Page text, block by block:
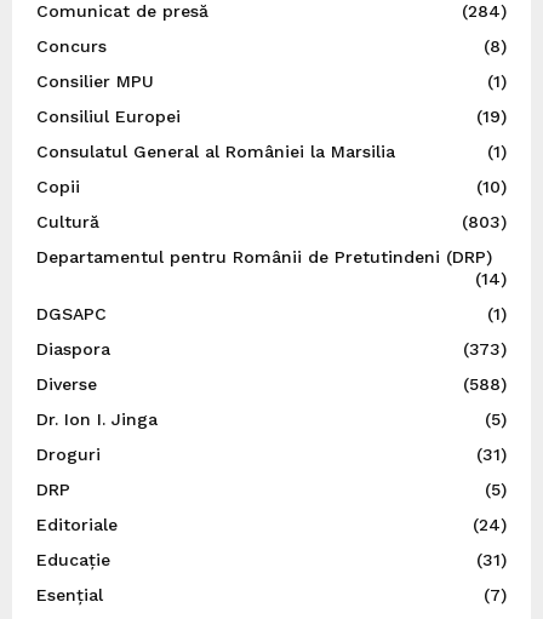
Comunicat de presă
(284)
Concurs
(8)
Consilier MPU
(1)
Consiliul Europei
(19)
Consulatul General al României la Marsilia
(1)
Copii
(10)
Cultură
(803)
Departamentul pentru Românii de Pretutindeni (DRP)
(14)
DGSAPC
(1)
Diaspora
(373)
Diverse
(588)
Dr. Ion I. Jinga
(5)
Droguri
(31)
DRP
(5)
Editoriale
(24)
Educație
(31)
Esențial
(7)